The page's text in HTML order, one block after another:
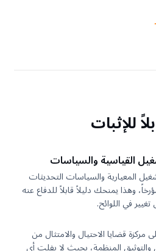
للإثبات
القياسية والسياسات
المعيارية والسياسات التحديثات
وهذا يمنحك دليلاً قابلاً للدفاع عنه
تغيير في اللوائح.
مركزة قضايا الاحتيال والامتثال من
المنظمة، بحيث لا يفلت أي